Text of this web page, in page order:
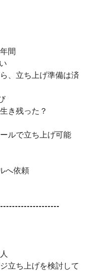
間
、立ち上げ準備は済
き残った？
ルで立ち上げ可能
へ依頼
立ち上げを検討して